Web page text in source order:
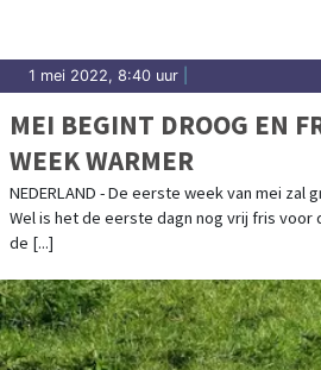
1 mei 2022, 8:40 uur
MEI BEGINT DROOG EN
WEEK WARMER
NEDERLAND - De eerste week van mei
Wel is het de eerste dagn nog vrij fris voor
de [...]